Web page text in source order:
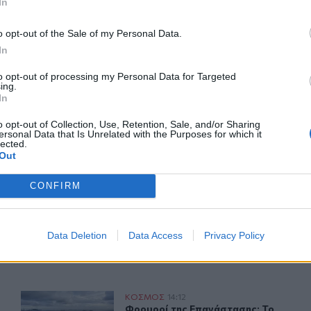
opt-out of the Sale of my Personal Data.
opt-out of processing my Personal Data for Targeted
opt-out of Collection, Use, Retention, Sale, and/or Sharing
Data that Is Unrelated with the Purposes for which it
CONFIRM
Data Deletion Data Access Privacy Policy
βάσεις
του CRETALIVE
ΕΊΔΗΣΗ
κοριτσιού στην επίθεση με πυροβολισμούς σε σχολείο
Φρουροί της Επανάστασης: Το άνοιγμα των Στενών του
ΚΟΣΜΟΣ 14:12
Φρουροί της Επανάστασης: Το